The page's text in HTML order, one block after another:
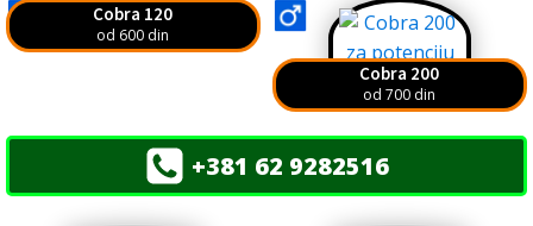
Cobra 120
od 600 din
Cobra 200
od 700 din
+381 62 9282516